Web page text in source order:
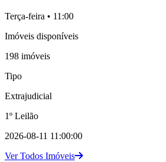
Terça-feira • 11:00
Imóveis disponíveis
198 imóveis
Tipo
Extrajudicial
1º Leilão
2026-08-11 11:00:00
Ver Todos Imóveis